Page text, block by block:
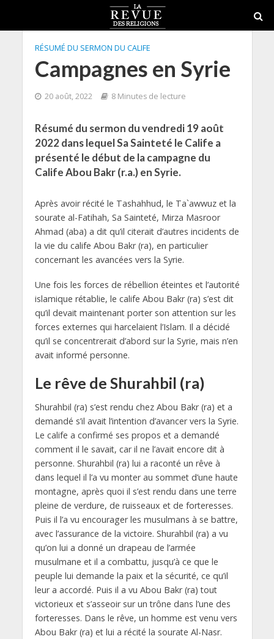
RÉSUMÉ DU SERMON DU CALIFE
Campagnes en Syrie
20 août, 2022 8 Minutes de lecture
Résumé du sermon du vendredi 19 août
2022 dans lequel Sa Sainteté le Calife a
présenté le début de la campagne du
Calife Abou Bakr (r.a.) en Syrie.
Après avoir récité le Tashahhud, le Ta`awwuz et la
sourate al-Fatihah, Sa Sainteté, Mirza Masroor
Ahmad (aba) a dit qu’il citerait d’autres incidents de
la vie du calife Abou Bakr (ra), en particulier
concernant les avancées vers la Syrie.
Une fois les forces de rébellion éteintes et l’autorité
islamique rétablie, le calife Abou Bakr (ra) s’est dit
qu’il devait maintenant porter son attention sur les
forces externes qui harcelaient l’Islam. Il a décidé
qu’il se concentrerait d’abord sur la Syrie, mais n’en
avait informé personne.
Le rêve de Shurahbil (ra)
Shurahbil (ra) s’est rendu chez Abou Bakr (ra) et a
demandé s’il avait l’intention d’avancer vers la Syrie.
Le calife a confirmé ses propos et a demandé
comment il le savait, car il ne l’avait encore dit à
personne. Shurahbil (ra) lui a raconté un rêve à
dans lequel il l’a vu monter au sommet d’une haute
montagne, après quoi il s’est rendu dans une terre
pleine de verdure, de ruisseaux et de forteresses.
Puis il l’a vu encourager les musulmans à se battre,
avec l’assurance de la victoire. Shurahbil (ra) a vu
qu’on lui a donné un drapeau de l’armée
musulmane et il a combattu, jusqu’à ce que le
peuple lui demande la paix et la sécurité, ce qu’il
leur a accordé. Puis il a vu Abou Bakr (ra) tout
victorieux et s’asseoir sur un trône dans l’une des
forteresses. Dans le rêve, un homme est venu vers
Abou Bakr (ra) et lui a récité la sourate Al-Nasr.